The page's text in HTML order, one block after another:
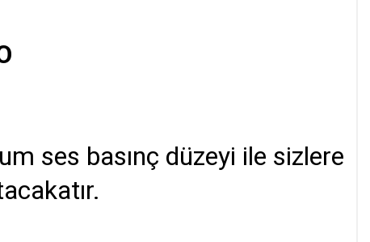
ses basınç düzeyi ile sizlere